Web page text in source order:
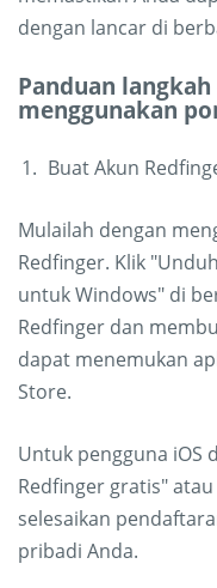
dengan lancar di
Panduan
menggunakan
Buat Akun
Mulailah dengan
Redfinger. Klik
untuk Windows" di
Redfinger dan
dapat menemukan
Store.
Untuk pengguna iOS
Redfinger gratis"
selesaikan
pribadi Anda.